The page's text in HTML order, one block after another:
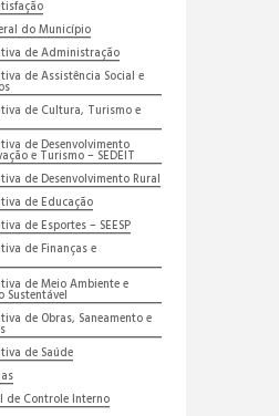
do Município
de Administração
de Assistência Social e
de Cultura, Turismo e
de Desenvolvimento
e Turismo – SEDEIT
de Desenvolvimento Rural
de Educação
de Esportes – SEESP
de Finanças e
de Meio Ambiente e
Sustentável
de Obras, Saneamento e
de Saúde
de Controle Interno